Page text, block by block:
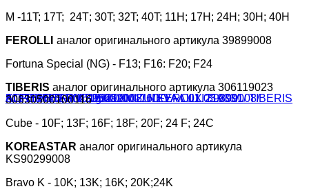
М -11T; 17T; 24Т; 30T; 32T; 40T; 11H; 17H; 24H; 30H; 40H
FEROLLI аналог оригинального артикула 39899008
Fortuna Special (NG) - F13; F16: F20; F24
TIBERIS аналог оригинального артикула 306119023
30630500100116
Cube - 10F; 13F; 16F; 18F; 20F; 24 F; 24C
KOREASTAR аналог оригинального артикула
KS90299008
Bravo K - 10K; 13K; 16K; 20K;24K